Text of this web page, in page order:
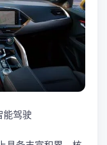
驾驶